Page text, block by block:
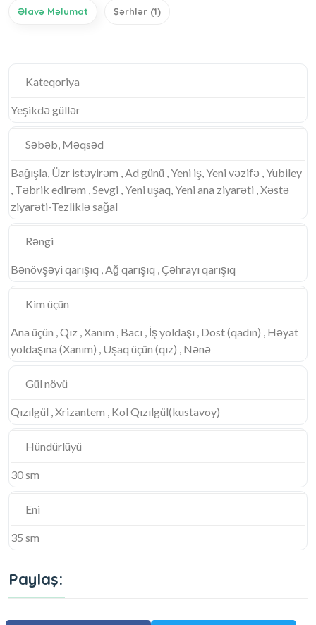
Əlavə Məlumat Şərhlər (1)
Kateqoriya
Yeşikdə güllər
Səbəb, Məqsəd
Bağışla, Üzr istəyirəm , Ad günü , Yeni iş, Yeni vəzifə , Yubiley
, Təbrik edirəm , Sevgi , Yeni uşaq, Yeni ana ziyarəti , Xəstə
ziyarəti-Tezliklə sağal
Rəngi
Bənövşəyi qarışıq , Ağ qarışıq , Çəhrayı qarışıq
Kim üçün
Ana üçün , Qız , Xanım , Bacı , İş yoldaşı , Dost (qadın) , Həyat
yoldaşına (Xanım) , Uşaq üçün (qız) , Nənə
Gül növü
Qızılgül , Xrizantem , Kol Qızılgül(kustavoy)
Hündürlüyü
30 sm
Eni
35 sm
Paylaş: